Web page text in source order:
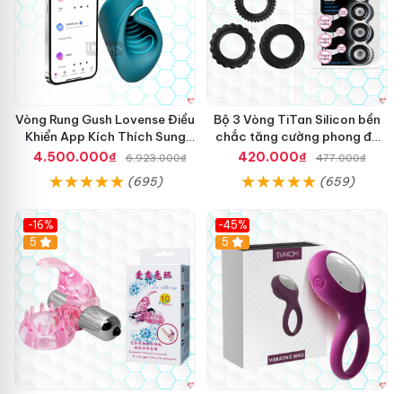
Vòng Rung Gush Lovense Điều
Khiển App Kích Thích Sung
Sướng
4.500.000₫ 6.923.000₫
(695)
Bộ 3 Vòng TiTan Silicon bền
chắc tăng cường phong độ
nam
420.000₫ 477.000₫
(659)
-16%
Hot
5
-45%
5